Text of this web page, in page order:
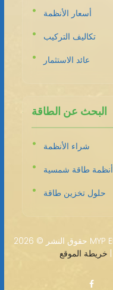
أسعار الأنظمة
تكاليف التركيب
عائد الاستثمار
البحث عن الطاقة
شراء الأنظمة
أنظمة طاقة شمسية
حلول تخزين طاقة
حقوق النشر ©
| خريطة الموقع